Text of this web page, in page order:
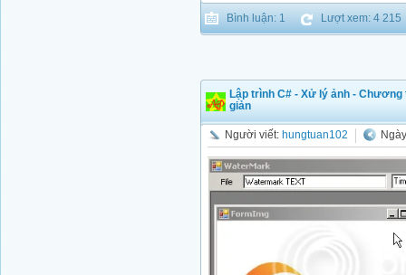
Bình luận: 1 Lượt xem: 4 215
Lập trình C# - Xử lý ảnh -
giản
Người viết: hungtuan102